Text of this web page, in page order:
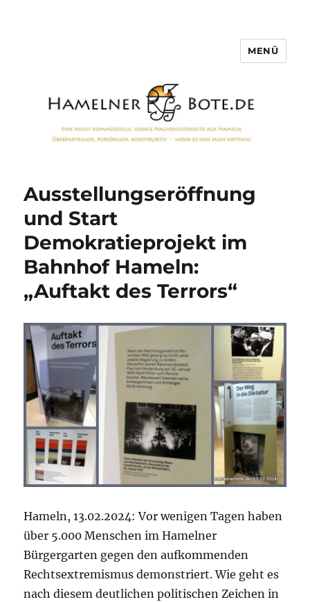
MENÜ
Ausstellungseröffnung
und Start
Demokratieprojekt im
Bahnhof Hameln:
„Auftakt des Terrors“
Hameln, 13.02.2024: Vor wenigen Tagen haben
über 5.000 Menschen im Hamelner
Bürgergarten gegen den aufkommenden
Rechtsextremismus demonstriert. Wie geht es
nach diesem deutlichen politischen Zeichen in